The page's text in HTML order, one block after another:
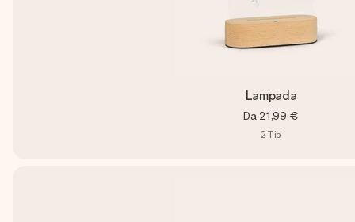
Lampada
Da 21,99 €
2 Tipi